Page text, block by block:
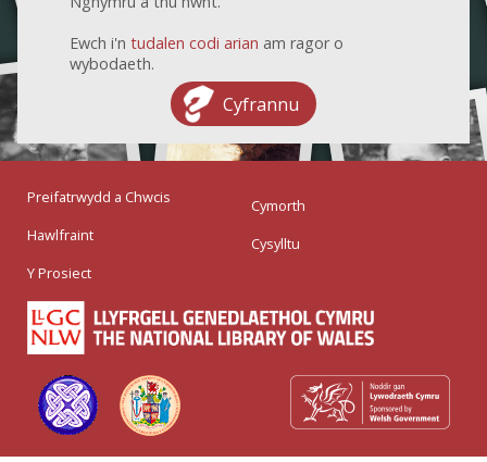
Ewch i'n tudalen codi arian am ragor o
wybodaeth.
Cyfrannu
Preifatrwydd a Chwcis
Hawlfraint
Y Prosiect
Cymorth
Cysylltu